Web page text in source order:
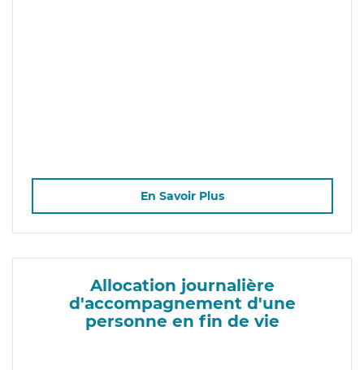
En Savoir Plus
Allocation journalière
d'accompagnement d'une
personne en fin de vie